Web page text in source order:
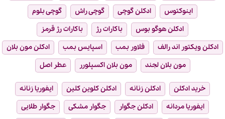
اینوکتوس
ادکلن گوچی گوچی راش
گوچی بلوم
ادکلن هوگو بوس
باکارات رژ
باکارات رژ قرمز
ادکلن ویکتور اند رالف
فلاور بمب اسپایس بمب
ادکلن مون بلان
مون بلان لجند
مون بلان اکسپلورر عطر اصل
خرید ادکلن ادکلن زنانه ادکلن کلوین کلین
ایفوریا زنانه
ایفوریا مردانه
ادکلن جگوار جگوار مشکی
جگوار طلایی